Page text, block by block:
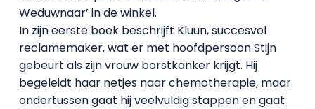
Weduwnaar’ in de winkel.
In zijn eerste boek beschrijft Kluun, succesvol
reclamemaker, wat er met hoofdpersoon Stijn
gebeurt als zijn vrouw borstkanker krijgt. Hij
begeleidt haar netjes naar chemotherapie, maar
ondertussen gaat hij veelvuldig stappen en gaat